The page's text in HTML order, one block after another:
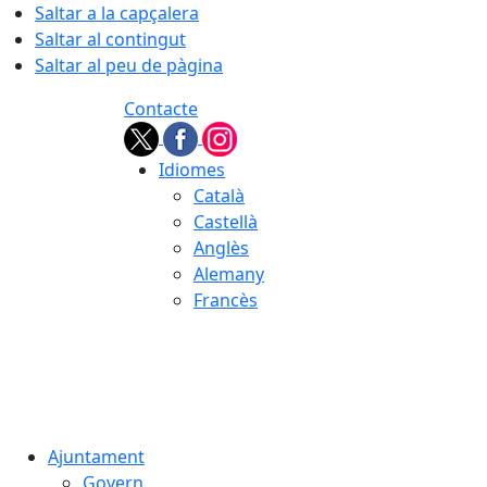
Saltar a la capçalera
Saltar al contingut
Saltar al peu de pàgina
Contacte
Idiomes
Català
Castellà
Anglès
Alemany
Francès
Ajuntament